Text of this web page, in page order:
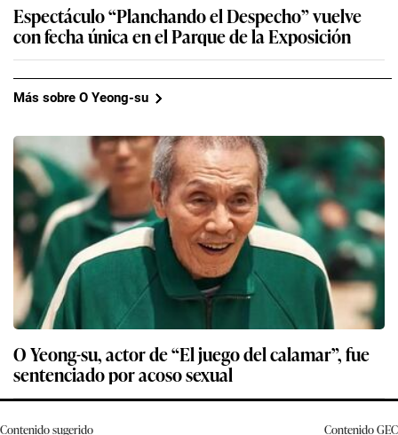
Espectáculo “Planchando el Despecho” vuelve
con fecha única en el Parque de la Exposición
Más sobre O Yeong-su
O Yeong-su, actor de “El juego del calamar”, fue
sentenciado por acoso sexual
Contenido sugerido ContenidoGEC